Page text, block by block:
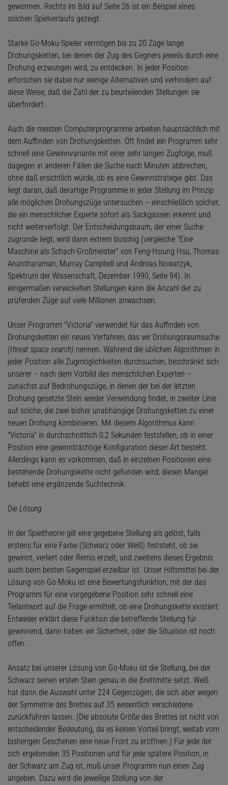
gewonnen. Rechts im Bild auf Seite 26 ist ein Beispiel eines
solchen Spielverlaufs gezeigt.
Starke Go-Moku-Spieler vermögen bis zu 20 Züge lange
Drohungsketten, bei denen der Zug des Gegners jeweils durch eine
Drohung erzwungen wird, zu entdecken. In jeder Position
erforschen sie dabei nur wenige Alternativen und verhindern auf
diese Weise, daß die Zahl der zu beurteilenden Stellungen sie
überfordert.
Auch die meisten Computerprogramme arbeiten hauptsächlich mit
dem Auffinden von Drohungsketten. Oft findet ein Programm sehr
schnell eine Gewinnvariante mit einer sehr langen Zugfolge, muß
dagegen in anderen Fällen die Suche nach Minuten abbrechen,
ohne daß ersichtlich würde, ob es eine Gewinnstrategie gibt. Das
liegt daran, daß derartige Programme in jeder Stellung im Prinzip
alle möglichen Drohungszüge untersuchen – einschließlich solcher,
die ein menschlicher Experte sofort als Sackgassen erkennt und
nicht weiterverfolgt. Der Entscheidungsbaum, der einer Suche
zugrunde liegt, wird dann extrem buschig (vergleiche "Eine
Maschine als Schach-Großmeister" von Feng-Hsiung Hsu, Thomas
Anantharaman, Murray Campbell und Andreas Nowatzyk,
Spektrum der Wissenschaft, Dezember 1990, Seite 94). In
einigermaßen verwickelten Stellungen kann die Anzahl der zu
prüfenden Züge auf viele Millionen anwachsen.
Unser Programm "Victoria" verwendet für das Auffinden von
Drohungsketten ein neues Verfahren, das wir Drohungsraumsuche
(threat space search) nennen. Während die üblichen Algorithmen in
jeder Position alle Zugmöglichkeiten durchsuchen, beschränkt sich
unserer – nach dem Vorbild des menschlichen Experten –
zunächst auf Bedrohungszüge, in denen der bei der letzten
Drohung gesetzte Stein wieder Verwendung findet, in zweiter Linie
auf solche, die zwei bisher unabhängige Drohungsketten zu einer
neuen Drohung kombinieren. Mit diesem Algorithmus kann
"Victoria" in durchschnittlich 0,2 Sekunden feststellen, ob in einer
Position eine gewinnträchtige Konfiguration dieser Art besteht.
Allerdings kann es vorkommen, daß in einzelnen Positionen eine
bestehende Drohungskette nicht gefunden wird; diesen Mangel
behebt eine ergänzende Suchtechnik.
Die Lösung
In der Spieltheorie gilt eine gegebene Stellung als gelöst, falls
erstens für eine Farbe (Schwarz oder Weiß) feststeht, ob sie
gewinnt, verliert oder Remis erzielt, und zweitens dieses Ergebnis
auch beim besten Gegenspiel erzielbar ist. Unser Hilfsmittel bei der
Lösung von Go-Moku ist eine Bewertungsfunktion, mit der das
Programm für eine vorgegebene Position sehr schnell eine
Teilantwort auf die Frage ermittelt, ob eine Drohungskette existiert:
Entweder erklärt diese Funktion die betreffende Stellung für
gewinnend, dann haben wir Sicherheit, oder die Situation ist noch
offen.
Ansatz bei unserer Lösung von Go-Moku ist die Stellung, bei der
Schwarz seinen ersten Stein genau in die Brettmitte setzt. Weiß
hat dann die Auswahl unter 224 Gegenzügen, die sich aber wegen
der Symmetrie des Brettes auf 35 wesentlich verschiedene
zurückführen lassen. (Die absolute Größe des Brettes ist nicht von
entscheidender Bedeutung, da es keinen Vorteil bringt, weitab vom
bisherigen Geschehen eine neue Front zu eröffnen.) Für jede der
sich ergebenden 35 Positionen und für jede spätere Position, in
der Schwarz am Zug ist, muß unser Programm nun einen Zug
angeben. Dazu wird die jeweilige Stellung von der